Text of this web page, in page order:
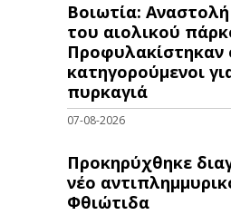
Βοιωτία: Αναστολή
του αιολικού
Προφυλακίστηκαν
κατηγορούμενοι
πυρκαγιά
07-08-2026
Προκηρύχθηκε
νέo
Φθιώτιδα